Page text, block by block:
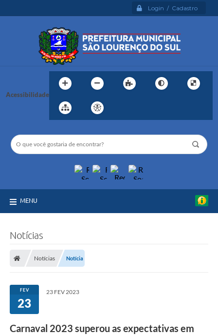
Login / Cadastro
Acessibilidade
MENU
Notícias
Notícias Notícia
FEV
23
23 FEV 2023
Carnaval 2023 superou as expectativas em